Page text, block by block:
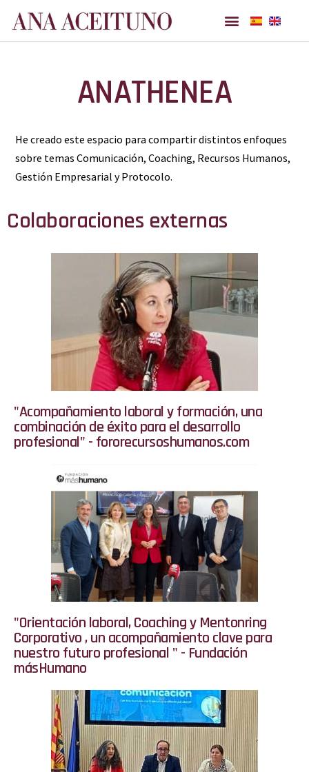
ANATHENEA
He creado este espacio para compartir distintos enfoques
sobre temas Comunicación, Coaching, Recursos Humanos,
Gestión Empresarial y Protocolo.
Colaboraciones externas
"Acompañamiento laboral y formación, una
combinación de éxito para el desarrollo
profesional" - fororecursoshumanos.com
"Orientación laboral, Coaching y Mentonring
Corporativo , un acompañamiento clave para
nuestro futuro profesional " - Fundación
másHumano